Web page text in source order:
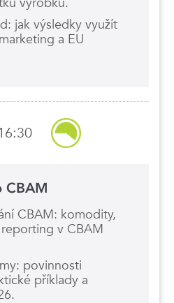
jak výsledky využít
a EU
CBAM
CBAM: komodity,
v CBAM
povinnosti
příklady a